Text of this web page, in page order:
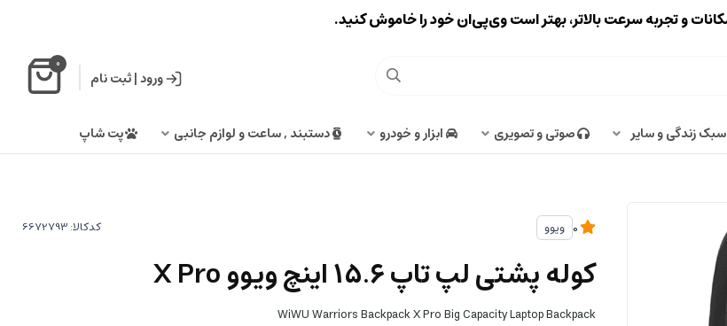
و تجربه سرعت بالاتر، بهتر است وی‌پی‌ان خود را خاموش کنید.
ورود|ثبت نام
0
سبک زندگی و سایر صوتی و تصویری ابزار و خودرو دستبند , ساعت و لوازم جانبی پت شاپ
ویوو کدکالا:
کوله پشتی لپ تاپ 15.6 اینچ ویوو X Pro
WiWU Warriors Backpack X Pro Big Capacity Laptop Backpack